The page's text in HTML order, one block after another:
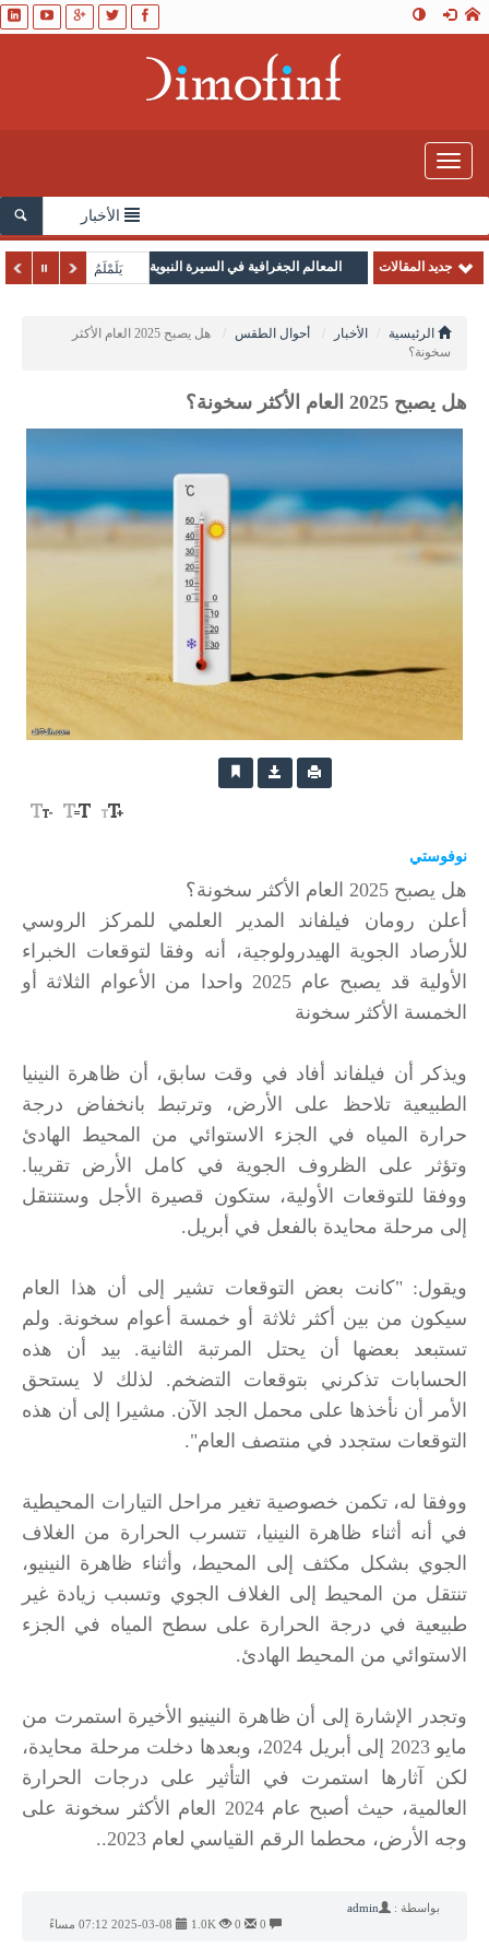
Toggle
navigation
الأخبار
جديد المقالات المعالم الجغرافية في السيرة النبوية يَلَمْلَمُ
الرئيسية الأخبار أحوال الطقس
هل يصبح 2025 العام الأكثر
سخونة؟
هل يصبح 2025 العام الأكثر سخونة؟
نوفوستي
هل يصبح 2025 العام الأكثر سخونة؟
أعلن رومان فيلفاند المدير العلمي للمركز الروسي
للأرصاد الجوية الهيدرولوجية، أنه وفقا لتوقعات الخبراء
الأولية قد يصبح عام 2025 واحدا من الأعوام الثلاثة أو
الخمسة الأكثر سخونة
ويذكر أن فيلفاند أفاد في وقت سابق، أن ظاهرة النينيا
الطبيعية تلاحظ على الأرض، وترتبط بانخفاض درجة
حرارة المياه في الجزء الاستوائي من المحيط الهادئ
وتؤثر على الظروف الجوية في كامل الأرض تقريبا.
ووفقا للتوقعات الأولية، ستكون قصيرة الأجل وستنتقل
إلى مرحلة محايدة بالفعل في أبريل.
ويقول: "كانت بعض التوقعات تشير إلى أن هذا العام
سيكون من بين أكثر ثلاثة أو خمسة أعوام سخونة. ولم
تستبعد بعضها أن يحتل المرتبة الثانية. بيد أن هذه
الحسابات تذكرني بتوقعات التضخم. لذلك لا يستحق
الأمر أن نأخذها على محمل الجد الآن. مشيرا إلى أن هذه
التوقعات ستجدد في منتصف العام".
ووفقا له، تكمن خصوصية تغير مراحل التيارات المحيطية
في أنه أثناء ظاهرة النينيا، تتسرب الحرارة من الغلاف
الجوي بشكل مكثف إلى المحيط، وأثناء ظاهرة النينيو،
تنتقل من المحيط إلى الغلاف الجوي وتسبب زيادة غير
طبيعية في درجة الحرارة على سطح المياه في الجزء
الاستوائي من المحيط الهادئ.
وتجدر الإشارة إلى أن ظاهرة النينيو الأخيرة استمرت من
مايو 2023 إلى أبريل 2024، وبعدها دخلت مرحلة محايدة،
لكن آثارها استمرت في التأثير على درجات الحرارة
العالمية، حيث أصبح عام 2024 العام الأكثر سخونة على
وجه الأرض، محطما الرقم القياسي لعام 2023..
بواسطة :
admin
1.0K